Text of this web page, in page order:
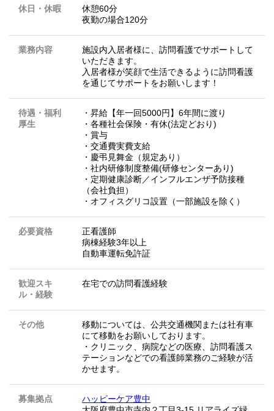
休日・休暇
休憩60分
夜勤の場合120分
業務内容
施設内入居者様に、訪問看護でサポートして
いただきます。
入居者様が笑顔で生活できるように訪問看護
を通じてサポートをお願いします！
待遇・福利
厚生
・昇給【年一回5000円】6年間に渡り
・各種社会保険・有休(法定どおり)
・賞与
・交通費実費支給
・慶弔見舞金（規定あり）
・社内研修制度整備(研修センターあり)
・定期健康診断／インフルエンザ予防接種
（会社負担）
・オフィスグリコ設置（一部施設を除く）
必要資格
正看護師
病棟経験3年以上
自動車運転免許証
歓迎スキ
ル・経験
在宅での訪問看護経験
その他
移動については、公共交通機関または社有車
にて移動をお願いしております。
・クリニック、病院などの医療、訪問看護ス
テーションなどでの看護師業務のご経験が活
かせます。
募集拠点
ハッピーケア豊中